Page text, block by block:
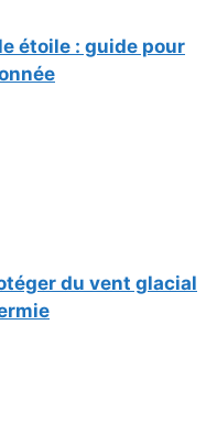
étoile : guide pour
du vent glacial